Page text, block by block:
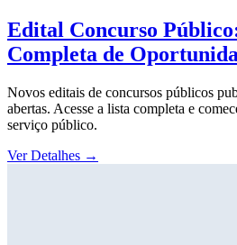
Edital Concurso
Completa de
Novos editais de concursos públicos
abertas. Acesse a lista completa e
serviço público.
Ver Detalhes →